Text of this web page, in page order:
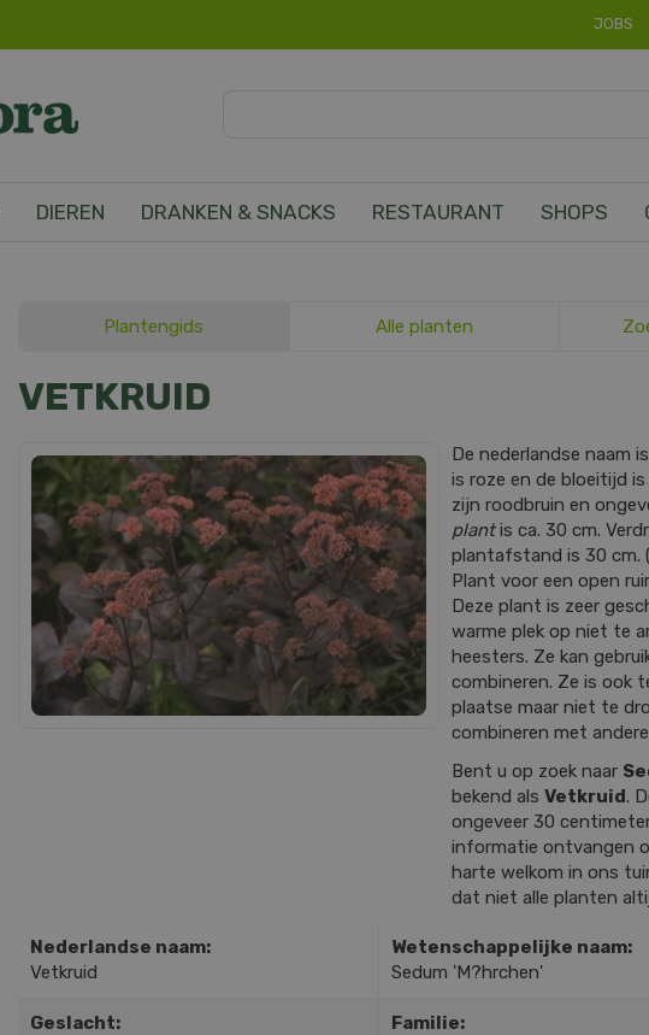
JOBS
DIEREN DRANKEN & SNACKS RESTAURANT SHOPS
Plantengids Alle planten
VETKRUID
De nederlandse naam is
is roze en de bloeitijd
zijn roodbruin en
plantis ca. 30 cm.
plantafstand is 30 cm.
Plant voor een open
Deze plant is zeer
warme plek op niet te
heesters. Ze kan
combineren. Ze is ook
plaatse maar niet te
combineren met
Bent u op zoek naar
bekend als Vetkruid.
ongeveer 30
informatie ontvangen
harte welkom in ons
dat niet alle planten
Nederlandse naam:
Vetkruid
Wetenschappelijke naam:
Sedum 'M?hrchen'
Geslacht:
Familie: